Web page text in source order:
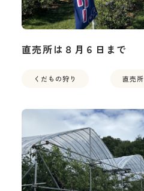
直売所は８月６日まで
くだもの狩り 直売所